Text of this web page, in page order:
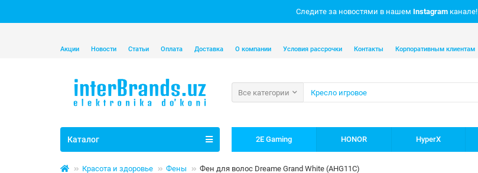
Следите за новостями в нашем Instagram канале!
Акции Новости Статьи Оплата Доставка О компании Условия рассрочки Контакты Корпоративным клиентам
Все категории
Каталог 2E Gaming HONOR HyperX
Красота и здоровье Фены Фен для волос Dreame Grand White (AHG11C)